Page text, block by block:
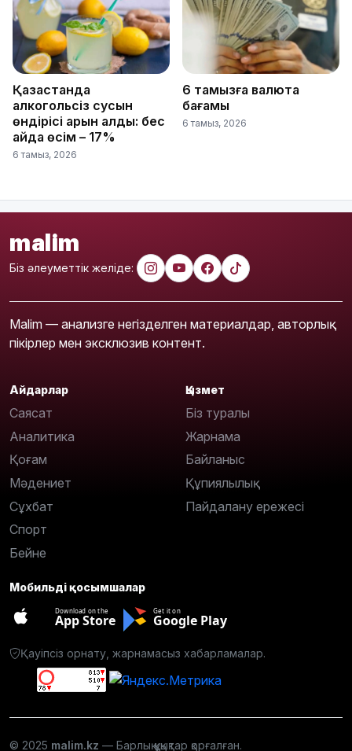
Қазақстанда
алкогольсіз сусын
өндірісі қарқын алды: бес
айда өсім – 17%
6 тамыз, 2026
6 тамызға валюта
бағамы
6 тамыз, 2026
malim
Біз әлеуметтік желіде:
Malim — анализге негізделген материалдар, авторлық
пікірлер мен эксклюзив контент.
Айдарлар
Саясат
Аналитика
Қоғам
Мәдениет
Сұхбат
Спорт
Бейне
Қызмет
Біз туралы
Жарнама
Байланыс
Құпиялылық
Пайдалану ережесі
Мобильді қосымшалар
Download on the
App Store
Get it on
Google Play
Қауіпсіз орнату, жарнамасыз хабарламалар.
© 2025 malim.kz — Барлық құқықтар қорғалған.